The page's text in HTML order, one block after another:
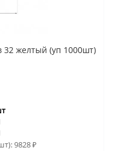
желтый (уп 1000шт)
9828₽